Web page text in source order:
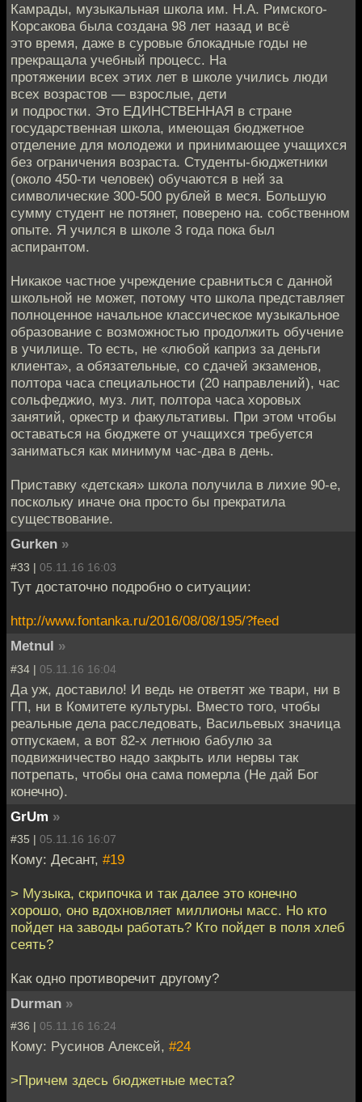
Камрады, музыкальная школа им. Н.А. Римского-
Корсакова была создана 98 лет назад и всё
это время, даже в суровые блокадные годы не
прекращала учебный процесс. На
протяжении всех этих лет в школе учились люди
всех возрастов — взрослые, дети
и подростки. Это ЕДИНСТВЕННАЯ в стране
государственная школа, имеющая бюджетное
отделение для молодежи и принимающее учащихся
без ограничения возраста. Студенты-бюджетники
(около 450-ти человек) обучаются в ней за
символические 300-500 рублей в меся. Большую
сумму студент не потянет, поверено на. собственном
опыте. Я учился в школе 3 года пока был
аспирантом.
Никакое частное учреждение сравниться с данной
школьной не может, потому что школа представляет
полноценное начальное классическое музыкальное
образование с возможностью продолжить обучение
в училище. То есть, не «любой каприз за деньги
клиента», а обязательные, со сдачей экзаменов,
полтора часа специальности (20 направлений), час
сольфеджио, муз. лит, полтора часа хоровых
занятий, оркестр и факультативы. При этом чтобы
оставаться на бюджете от учащихся требуется
заниматься как минимум час-два в день.
Приставку «детская» школа получила в лихие 90-е,
поскольку иначе она просто бы прекратила
существование.
Gurken »
#33 | 05.11.16 16:03
Тут достаточно подробно о ситуации:
http://www.fontanka.ru/2016/08/08/195/?feed
Metnul »
#34 | 05.11.16 16:04
Да уж, доставило! И ведь не ответят же твари, ни в
ГП, ни в Комитете культуры. Вместо того, чтобы
реальные дела расследовать, Васильевых значица
отпускаем, а вот 82-х летнюю бабулю за
подвижничество надо закрыть или нервы так
потрепать, чтобы она сама померла (Не дай Бог
конечно).
GrUm »
#35 | 05.11.16 16:07
Кому: Десант, #19
> Музыка, скрипочка и так далее это конечно
хорошо, оно вдохновляет миллионы масс. Но кто
пойдет на заводы работать? Кто пойдет в поля хлеб
сеять?
Как одно противоречит другому?
Durman »
#36 | 05.11.16 16:24
Кому: Русинов Алексей, #24
>Причем здесь бюджетные места?